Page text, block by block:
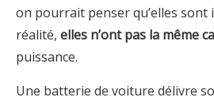
on pourrait penser qu’elles sont
réalité, elles n’ont pas la même
puissance.
Une batterie de voiture délivre